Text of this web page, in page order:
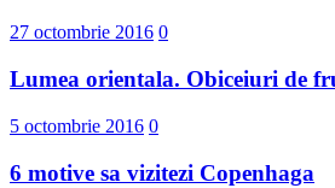
27 octombrie 2016 0
Lumea orientala. Obiceiuri de
5 octombrie 2016 0
6 motive sa vizitezi Copenhaga